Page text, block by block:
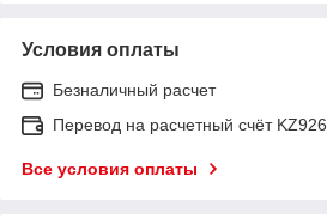
Условия оплаты
Безналичный расчет
Перевод на расчетный счёт
Все условия оплаты